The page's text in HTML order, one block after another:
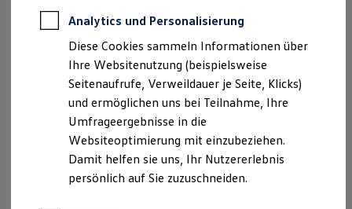
Professional Class bei Volkswagen
Behörden
Direktkunden
Sonderfahrzeuge
Anpfiff zum Gewinn
Elektromobilität
Elektroautos
ID. Tutorials
Elektrofahrzeugkonzepte
ID. EVERY1
Reichweite
Autohaus Becher GmbH
Im Buttendicksfeld 15
Telefon: 0281/952840
Fax: 0281/9528430
Analytics und Personalisierung
Diese Cookies sammeln Informationen über
Ihre Websitenutzung (beispielsweise
Seitenaufrufe, Verweildauer je Seite, Klicks)
und ermöglichen uns bei Teilnahme, Ihre
Umfrageergebnisse in die
Websiteoptimierung mit einzubeziehen.
Damit helfen sie uns, Ihr Nutzererlebnis
persönlich auf Sie zuzuschneiden.